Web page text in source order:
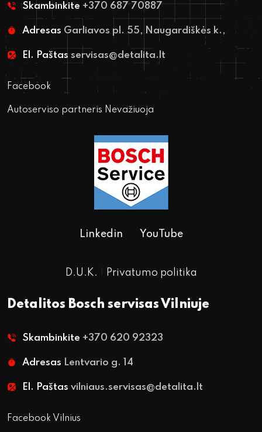
Skambinkite +370 687 70887
Adresas Garliavos pl. 55, Naugardiškės k.,
El. Paštas servisas@detalita.lt
Facebook
Autoserviso partneris Nevažiuoja
Linkedin YouTube
D.U.K. Privatumo politika
Detalitos Bosch servisas Vilniuje
Skambinkite +370 620 92323
Adresas Lentvario g. 14
El. Paštas vilniaus.servisas@detalita.lt
Facebook Vilnius